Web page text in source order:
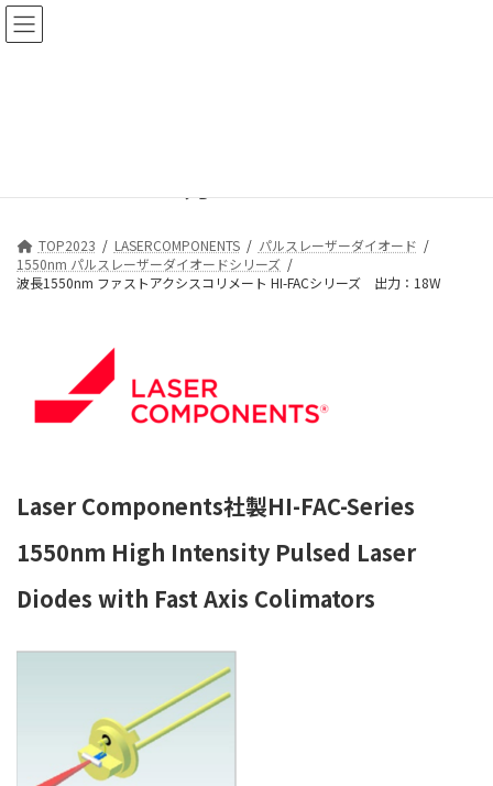
コ
ン
ナ
ビ
TOP2023 LASERCOMPONENTS
パルスレーザーダイオード
1550nm パルスレーザーダイオードシリーズ
波長1550nm ファストアクシスコリメート HI-FACシリーズ 出力：18W
Laser Components社製HI-FAC-Series
1550nm High Intensity Pulsed Laser
Diodes with Fast Axis Colimators